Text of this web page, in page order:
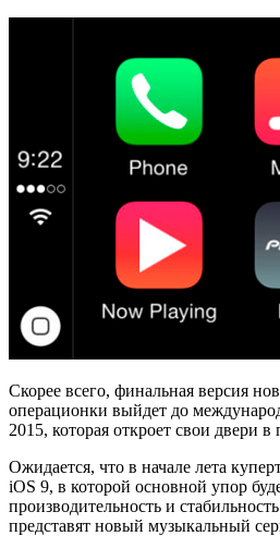
Скорее всего, финальная версия
операционки выйдет до
2015, которая откроет свои двери
Ожидается, что в начале лета
iOS 9, в которой основной упор
производительность и
представят новый музыкальный